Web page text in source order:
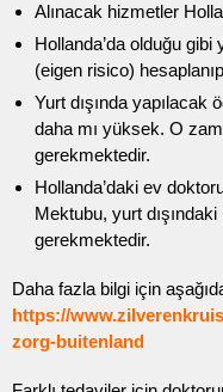
Alınacak hizmetler
Hollanda’da olduğu gibi
(eigen risico)
Yurt dışında yapılacak
daha mı yüksek. O
gerekmektedir.
Hollanda’daki ev
Mektubu, yurt
gerekmektedir.
Daha fazla bilgi için
https://
zorg-buitenland